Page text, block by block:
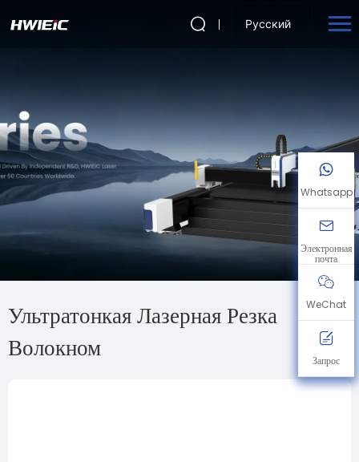
Русский
Ультратонкая Лазерная Резка
Волокном
Whatsapp
Электронная
почта
WeChat
Запрос